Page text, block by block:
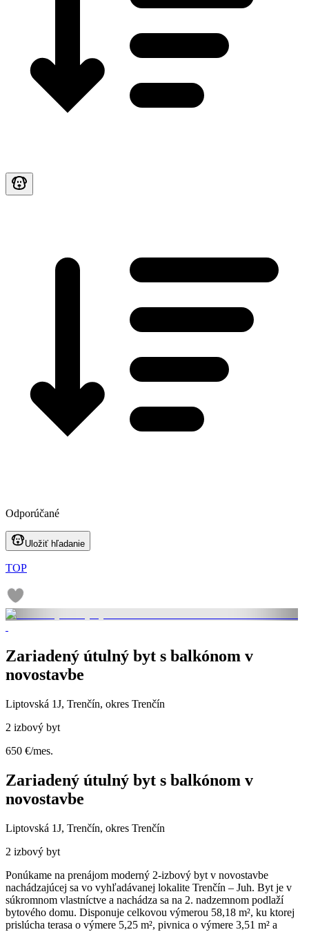
Odporúčané
Uložiť hľadanie
TOP
Zariadený útulný byt s balkónom v
novostavbe
Liptovská 1J, Trenčín, okres Trenčín
2 izbový byt
650 €/mes.
Zariadený útulný byt s balkónom v
novostavbe
Liptovská 1J, Trenčín, okres Trenčín
2 izbový byt
Ponúkame na prenájom moderný 2-izbový byt v novostavbe
nachádzajúcej sa vo vyhľadávanej lokalite Trenčín – Juh. Byt je v
súkromnom vlastníctve a nachádza sa na 2. nadzemnom podlaží
bytového domu. Disponuje celkovou výmerou 58,18 m², ku ktorej
prislúcha terasa o výmere 5,25 m², pivnica o výmere 3,51 m² a